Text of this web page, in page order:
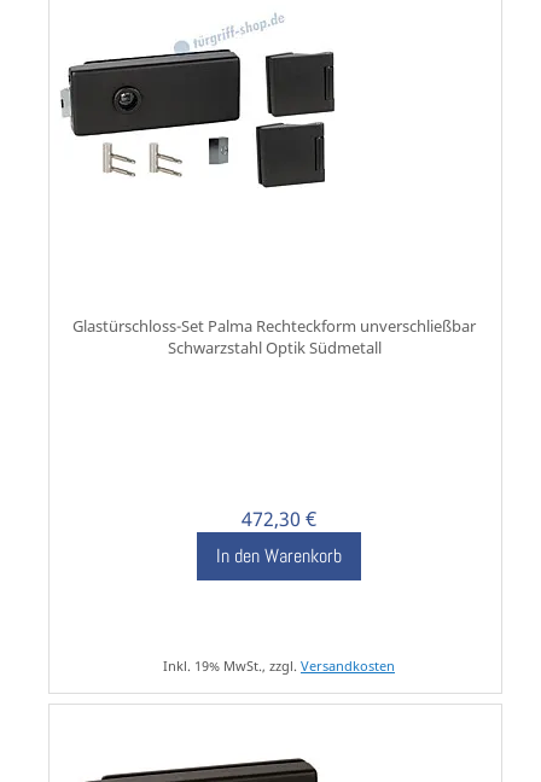
Glastürschloss-Set Palma Rechteckform unverschließbar
Schwarzstahl Optik Südmetall
472,30 €
In den Warenkorb
Inkl. 19% MwSt., zzgl. Versandkosten